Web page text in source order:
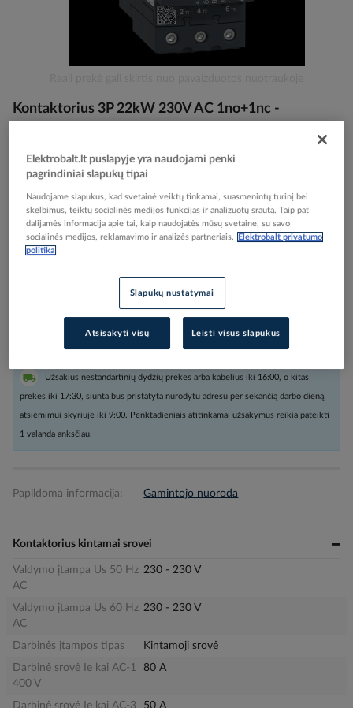
the
the
images
Kontaktorius 3P 22kW 230V AC 1no+1nc -
Elektrobalt prekės kodas
EAN kodas
3389119408707
Gamintojo prekės kodas
LC1D50AP7
Užsakius nestandartinių dydžių prekes arba kabelius iki 16:00, o kitas
prekes iki 17:30, siunta bus pristatyta nurodytu adresu per sekančią darbo dieną,
atsiėmimui skyriuje iki 9:00. Penktadieniais atitinkamai užsakymus reikia pateikti
1 valanda anksčiau.
Papildoma informacija: Gamintojo nuoroda
Kontaktorius kintamai srovei
Valdymo įtampa Us 50 Hz
AC
230 - 230 V
Valdymo įtampa Us 60 Hz
AC
230 - 230 V
Darbinės įtampos tipas
Kintamoji srovė
Darbinė srovė Ie kai AC-1
400 V
80 A
Darbinė srovė Ie kai AC-3
50 A
Elektrobalt.lt puslapyje yra naudojami penki
pagrindiniai slapukų tipai
Naudojame slapukus, kad svetainė veiktų tinkamai, suasmenintų turinį bei
skelbimus, teiktų socialinės medijos funkcijas ir analizuotų srautą. Taip pat
dalijamės informacija apie tai, kaip naudojatės mūsų svetaine, su savo
socialinės medijos, reklamavimo ir analizės partneriais.
Elektrobalt privatumo
politika
Slapukų nustatymai
Atsisakyti visų Leisti visus slapukus